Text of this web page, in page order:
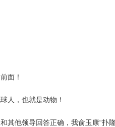
面！
，也就是动物！
其他领导回答正确，我俞玉康“扑